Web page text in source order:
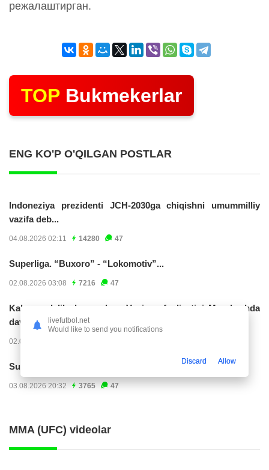
режалаштирган.
TOP Bukmekerlar
ENG KO'P O'QILGAN POSTLAR
Indoneziya prezidenti JCH-2030ga chiqishni umummilliy
vazifa deb...
04.08.2026 02:11 14280 47
Superliga. “Buxoro” - “Lokomotiv”...
02.08.2026 03:08 7216 47
Kabo-verdelik darvozabon Vozinya faoliyatini Marokashda
davom ettirishi...
02.08.2026 01:08
Superliga. "Dinamo" – "Neftchi" (matnli...
03.08.2026 20:32 3765 47
MMA (UFC) videolar
livefutbol.net
Would like to send you notifications
Discard Allow